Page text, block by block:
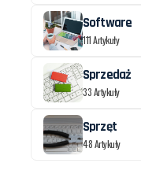
Software
111 Artykuły
Sprzedaż
33 Artykuły
Sprzęt
48 Artykuły